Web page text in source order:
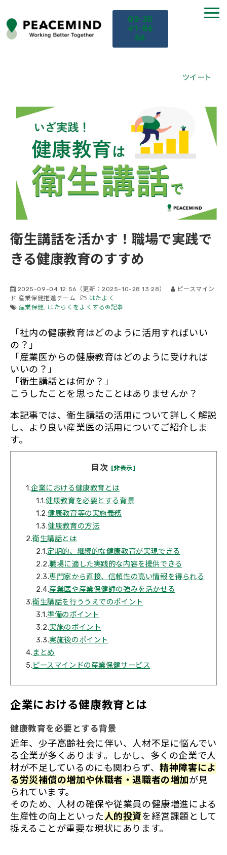
03-35
41-86
56
課題から探す
お役立ち情報
導入事例
会社概要
ツイート
衛生講話を活かす！職場で実践で
きる健康教育のすすめ
2025-09-04 12:56 （更新：2025-10-28 13:28）
ピースマイン
ド 産業保健推進チーム
はたよく
産業保健
はたらくをよくする®記事
「社内の健康教育はどのように活用すればいい
の？」
「産業医からの健康教育はどのように受ければ
いいの？」
「衛生講話とは何か？」
こうしたことを思ったことはありませんか？
本記事では、衛生講話の活用について詳しく解説
し、より良い産業医の活用についてご紹介しま
す。
目次 [非表示]
1.企業における健康教育とは
1.1.健康教育を必要とする背景
1.2.健康教育等の実施義務
1.3.健康教育の方法
2.衛生講話とは
2.1.定期的、継続的な健康教育が実現できる
2.2.職場に適した実践的な内容を提供できる
2.3.専門家から直接、信頼性の高い情報を得られる
2.4.産業医や産業保健師の強みを活かせる
3.衛生講話を行ううえでのポイント
3.1.準備のポイント
3.2.実施のポイント
3.3.実施後のポイント
4.まとめ
5.ピースマインドの産業保健サービス
企業における健康教育とは
健康教育を必要とする背景
近年、少子高齢社会に伴い、人材不足に悩んでい
る企業が多くあります。しかし、多くの企業で人
材が不足しているのにも関わらず、精神障害によ
る労災補償の増加や休職者・退職者の増加が見
られています。
そのため、人材の確保や従業員の健康増進による
生産性の向上といった人的投資を経営課題として
捉えることが重要な現状にあります。